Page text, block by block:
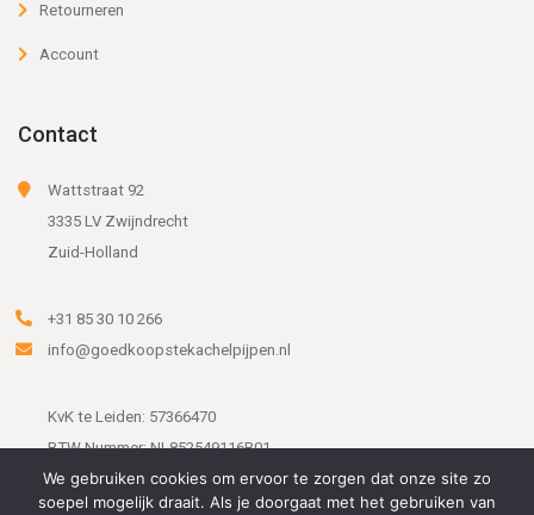
Retourneren
Account
Contact
Wattstraat 92
3335 LV Zwijndrecht
Zuid-Holland
+31 85 30 10 266
info@goedkoopstekachelpijpen.nl
KvK te Leiden: 57366470
BTW Nummer: NL852549116B01
We gebruiken cookies om ervoor te zorgen dat onze site zo
soepel mogelijk draait. Als je doorgaat met het gebruiken van